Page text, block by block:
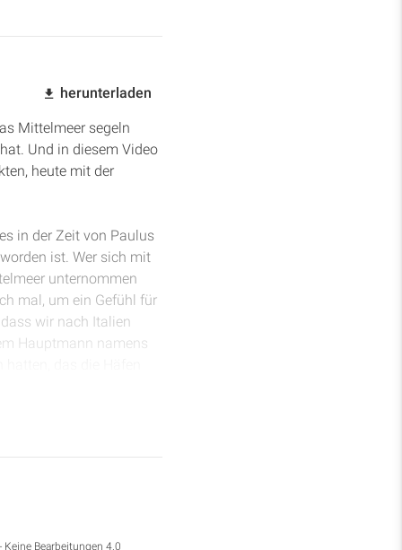
herunterladen
Mittelmeer segeln
Und in diesem Video
heute mit der
in der Zeit von Paulus
ist. Wer sich mit
unternommen
mal, um ein Gefühl für
wir nach Italien
Hauptmann namens
ein in Phönizien
kommen von
sind, so ziemlich
Bearbeitungen 4.0